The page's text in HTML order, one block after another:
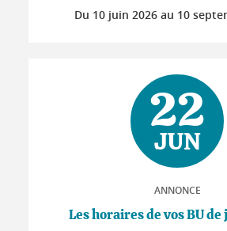
Du 10 juin 2026 au 10
22
JUN
ANNONCE
Les horaires de vos BU de